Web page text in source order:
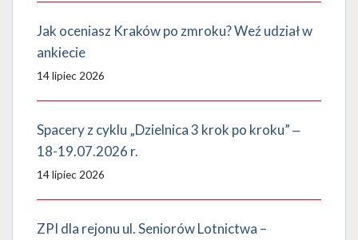
Jak oceniasz Kraków po zmroku? Weź udział w
ankiecie
14 lipiec 2026
Spacery z cyklu „Dzielnica 3 krok po kroku” ‒
18-19.07.2026 r.
14 lipiec 2026
ZPI dla rejonu ul. Seniorów Lotnictwa –